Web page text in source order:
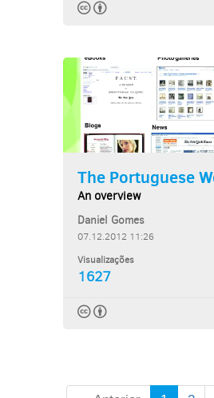
An overview
Daniel Gomes
07.12.2012 11:26
Visualizações
1627